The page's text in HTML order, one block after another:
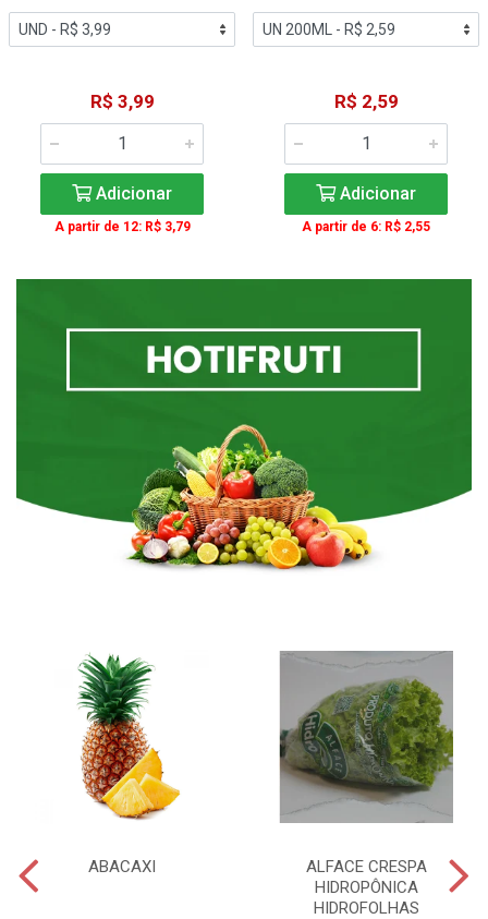
R$ 3,99
Adicionar
A partir de 12: R$ 3,79
R$ 2,59
Adicionar
A partir de 6: R$ 2,55
ABACAXI
ALFACE CRESPA
HIDROPÔNICA
HIDROFOLHAS